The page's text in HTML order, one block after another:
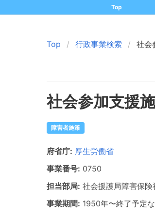
Top
Top 行政事業検索 社会
社会参加支援
障害者施策
府省庁: 厚生労働省
事業番号: 0750
担当部局: 社会援護局障害保険
事業期間: 1950年〜終了予定